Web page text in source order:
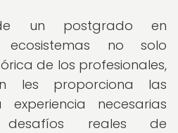
un postgrado en
ecosistemas no solo
de los profesionales,
les proporciona las
necesarias
reales de